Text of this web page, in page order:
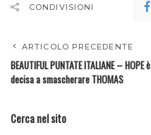
CONDIVISIONI
ARTICOLO PRECEDENTE
BEAUTIFUL PUNTATE ITALIANE – HOPE è
decisa a smascherare THOMAS
Cerca nel sito